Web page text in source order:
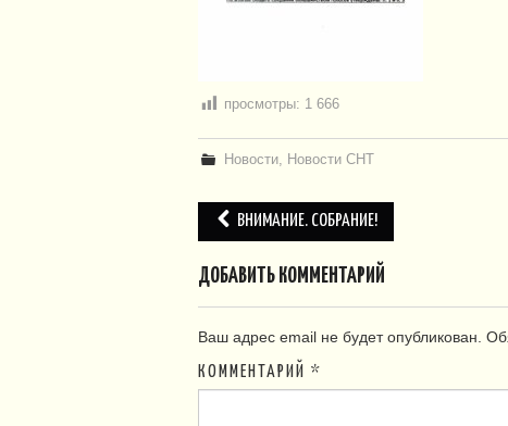
просмотры: 1 666
Новости, Новости СНТ
Навигация
записям
ВНИМАНИЕ. СОБРАНИЕ!
ДОБАВИТЬ КОММЕНТАРИЙ
Ваш адрес email не будет опубликован.
КОММЕНТАРИЙ *